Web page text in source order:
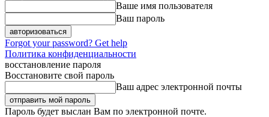
Ваше имя пользователя
Ваш пароль
Forgot your password? Get help
Политика конфиденциальности
восстановление пароля
Восстановите свой пароль
Ваш адрес электронной почты
Пароль будет выслан Вам по электронной почте.